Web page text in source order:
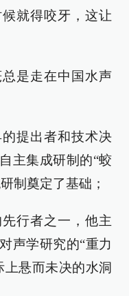
就得咬牙，这让
是走在中国水声
提出者和技术决
主集成研制的“蛟
制奠定了基础；
行者之一，他主
声学研究的“重力
悬而未决的水洞